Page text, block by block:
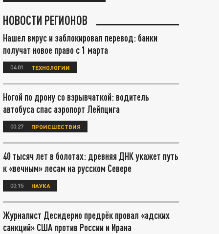
НОВОСТИ РЕГИОНОВ
Нашел вирус и заблокировал перевод: банки
получат новое право с 1 марта
04:01 ТЕХНОЛОГИИ
Ногой по дрону со взрывчаткой: водитель
автобуса спас аэропорт Лейпцига
00:27 ПРОИСШЕСТВИЯ
40 тысяч лет в болотах: древняя ДНК укажет путь
к «вечным» лесам на русском Севере
00:15 НАУКА
Журналист Десидерио предрёк провал «адских
санкций» США против России и Ирана